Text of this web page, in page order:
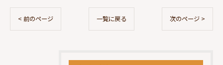
< 前のページ 一覧に戻る 次のページ >